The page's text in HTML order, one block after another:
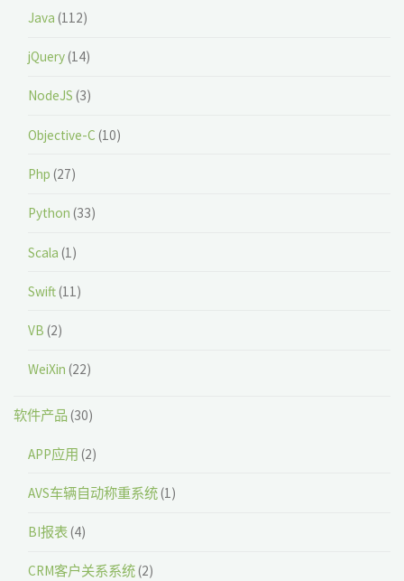
Java (112)
jQuery(14)
NodeJS (3)
Objective-C (10)
Php (27)
Python (33)
Scala (1)
Swift(11)
VB (2)
WeiXin (22)
软件产品(30)
APP应用 (2)
AVS车辆自动称重系统(1)
BI报表(4)
CRM客户关系系统(2)